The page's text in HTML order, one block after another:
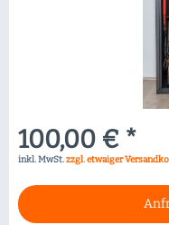
100,00 € *
inkl. MwSt.zzgl. etwaiger